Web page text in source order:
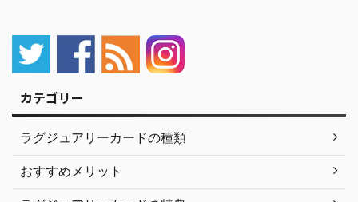
カテゴリー
ラグジュアリーカードの種類
おすすめメリット